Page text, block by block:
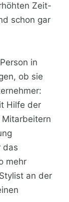
Zeit-
schon gar
in
ob sie
Hilfe der
das
mehr
an der